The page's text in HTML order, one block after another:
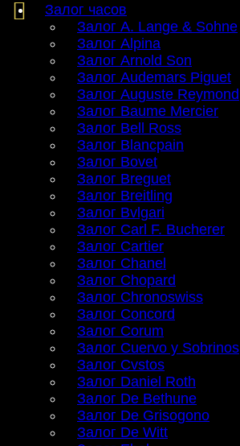
Залог часов
Залог A. Lange & Sohne
Залог Alpina
Залог Arnold Son
Залог Audemars Piguet
Залог Auguste Reymond
Залог Baume Mercier
Залог Bell Ross
Залог Blancpain
Залог Bovet
Залог Breguet
Залог Breitling
Залог Bvlgari
Залог Carl F. Bucherer
Залог Cartier
Залог Chanel
Залог Chopard
Залог Chronoswiss
Залог Concord
Залог Corum
Залог Cuervo y Sobrinos
Залог Cvstos
Залог Daniel Roth
Залог De Bethune
Залог De Grisogono
Залог De Witt